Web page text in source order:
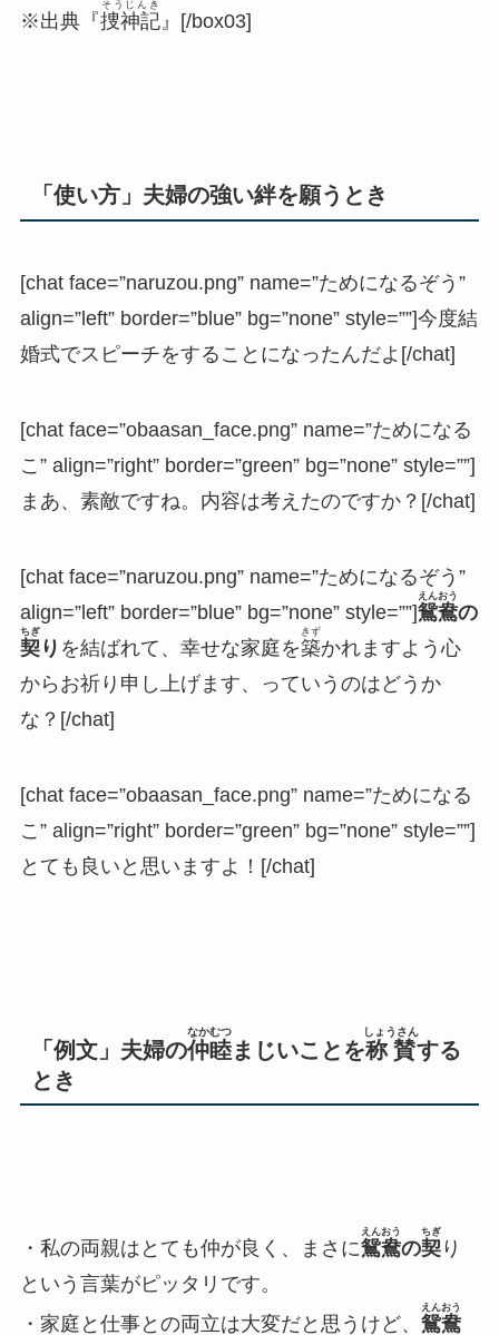
※出典『捜神記
そうじんき
』[/box03]
「使い方」夫婦の強い絆を願うとき
[chat face=”naruzou.png” name=”ためになるぞう”
align=”left” border=”blue” bg=”none” style=””]今度結
婚式でスピーチをすることになったんだよ[/chat]
[chat face=”obaasan_face.png” name=”ためになる
こ” align=”right” border=”green” bg=”none” style=””]
まあ、素敵ですね。内容は考えたのですか？[/chat]
[chat face=”naruzou.png” name=”ためになるぞう”
align=”left” border=”blue” bg=”none” style=””]鴛鴦
えんおう
の
契
ちぎ
り を結ばれて、幸せな家庭を築
きず
かれますよう心
からお祈り申し上げます、っていうのはどうか
な？[/chat]
[chat face=”obaasan_face.png” name=”ためになる
こ” align=”right” border=”green” bg=”none” style=””]
とても良いと思いますよ！[/chat]
「例文」夫婦の仲睦
なかむつ
まじいことを称賛
しょうさん
する
とき
・私の両親はとても仲が良く、まさに鴛鴦
えんおう
の契
ちぎ
り
という言葉がピッタリです。
・家庭と仕事との両立は大変だと思うけど、 鴛鴦
えんおう